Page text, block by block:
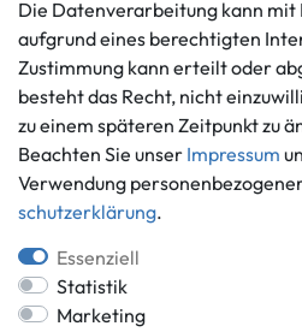
Informationen
Ankauf
Über uns
Häufig gestellte Fragen
Zahlung und Versand
Batterieentsorgung
Die Datenverarbeitung kann mit
aufgrund eines berechtigten
Zustimmung kann erteilt oder
besteht das Recht, nicht
zu einem späteren Zeitpunkt zu
Beachten Sie unser Impressum
Verwendung
schutz­erklärung.
Essenziell
Statistik
Marketing